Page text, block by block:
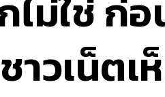
ม่ใช่ ก่
าวเน็ตเ